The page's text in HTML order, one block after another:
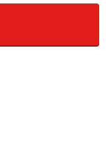
ライン投資を好
で投資したいと